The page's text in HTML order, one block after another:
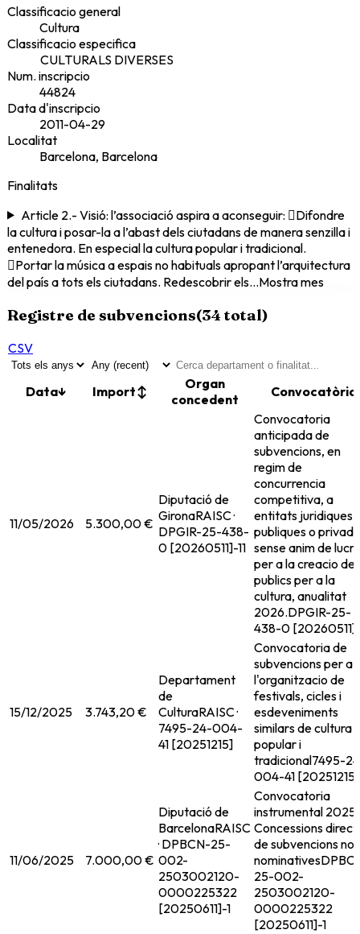
Classificacio general
Cultura
Classificacio especifica
CULTURALS DIVERSES
Num. inscripcio
44824
Data d'inscripcio
2011-04-29
Localitat
Barcelona, Barcelona
Finalitats
Article 2.- Visió: l’associació aspira a aconseguir: Difondre
la cultura i posar-la a l’abast dels ciutadans de manera senzilla i
entenedora. En especial la cultura popular i tradicional.
Portar la música a espais no habituals apropant l’arquitectura
del país a tots els ciutadans. Redescobrir els...Mostra mes
Registre de subvencions(34total)
CSV
Data↓ Import↕
Organ
concedent
Convocatòria
11/05/2026 5.300,00 €
Diputació de
GironaRAISC ·
DPGIR-25-438-
0 [20260511]-11
Convocatoria
anticipada de
subvencions, en
regim de
concurrencia
competitiva, a
entitats juridiques,
publiques o
sense anim de lucre
per a la creacio de
publics per a la
cultura, anualitat
2026.DPGIR-25-
438-0 [20260511]-
15/12/2025 3.743,20 €
Departament
de
CulturaRAISC ·
7495-24-004-
41 [20251215]
Convocatoria de
subvencions per a
l'organitzacio de
festivals, cicles i
esdeveniments
similars de cultura
popular i
tradicional7495-
004-41 [20251215]
11/06/2025 7.000,00 €
Diputació de
BarcelonaRAISC
· DPBCN-25-
002-
2503002120-
0000225322
[20250611]-1
Convocatoria
instrumental 2025.
Concessions
de subvencions no
nominatives
25-002-
2503002120-
0000225322
[20250611]-1